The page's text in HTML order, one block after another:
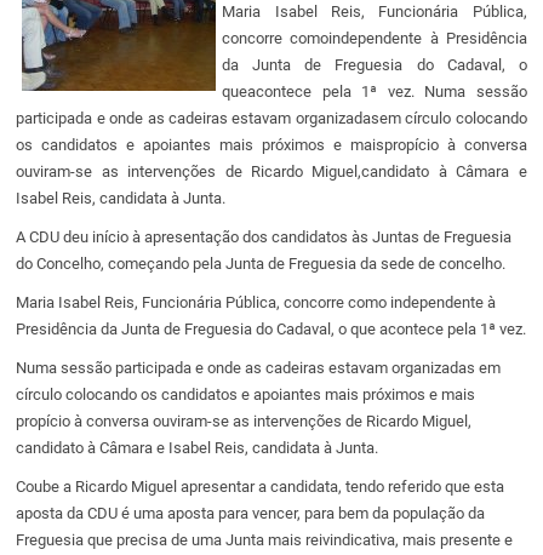
Maria Isabel Reis, Funcionária Pública,
concorre comoindependente à Presidência
da Junta de Freguesia do Cadaval, o
queacontece pela 1ª vez. Numa sessão
participada e onde as cadeiras estavam organizadasem círculo colocando
os candidatos e apoiantes mais próximos e maispropício à conversa
ouviram-se as intervenções de Ricardo Miguel,candidato à Câmara e
Isabel Reis, candidata à Junta.
A CDU deu início à apresentação dos candidatos às Juntas de Freguesia
do Concelho, começando pela Junta de Freguesia da sede de concelho.
Maria Isabel Reis, Funcionária Pública, concorre como independente à
Presidência da Junta de Freguesia do Cadaval, o que acontece pela 1ª vez.
Numa sessão participada e onde as cadeiras estavam organizadas em
círculo colocando os candidatos e apoiantes mais próximos e mais
propício à conversa ouviram-se as intervenções de Ricardo Miguel,
candidato à Câmara e Isabel Reis, candidata à Junta.
Coube a Ricardo Miguel apresentar a candidata, tendo referido que esta
aposta da CDU é uma aposta para vencer, para bem da população da
Freguesia que precisa de uma Junta mais reivindicativa, mais presente e